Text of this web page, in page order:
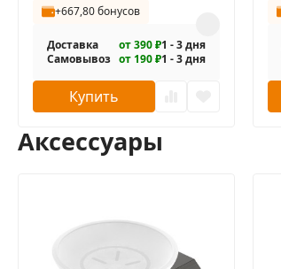
+667,80 бонусов
Доставка от 390 ₽1 - 3 дня
Самовывоз от 190 ₽1 - 3 дня
Купить
Аксессуары